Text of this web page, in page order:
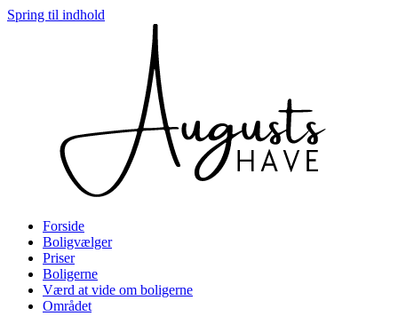
Spring til indhold
Forside
Boligvælger
Priser
Boligerne
Værd at vide om boligerne
Området